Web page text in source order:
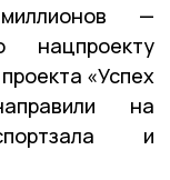
—
нацпроекту
«Успех
на
и